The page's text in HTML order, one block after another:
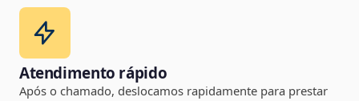
Atendimento rápido
Após o chamado, deslocamos rapidamente para prestar